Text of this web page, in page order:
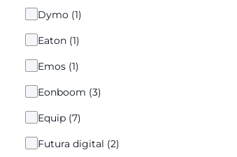
Dymo (1)
Eaton (1)
Emos (1)
Eonboom (3)
Equip (7)
Futura digital (2)